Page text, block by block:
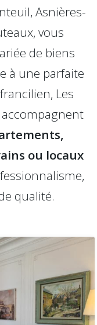
Asnières-
vous
de biens
à une parfaite
Les
accompagnent
ou locaux
qualité.